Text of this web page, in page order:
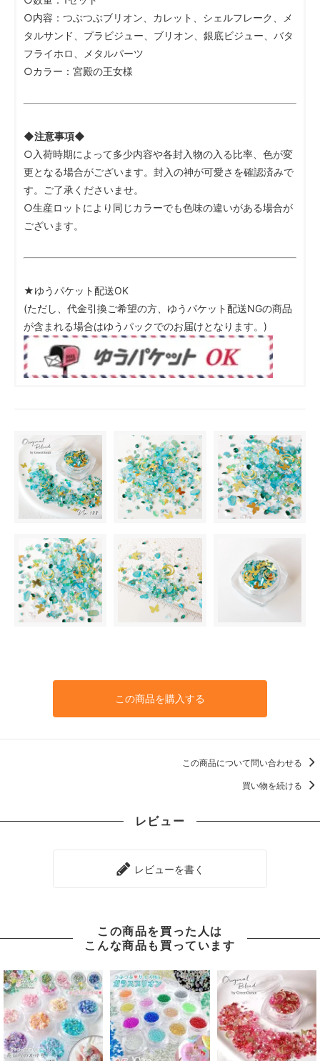
○内容：つぶつぶブリオン、カレット、シェルフレーク、メ
タルサンド、プラビジュー、ブリオン、銀底ビジュー、バタ
フライホロ、メタルパーツ
○カラー：宮殿の王女様
◆注意事項◆
○入荷時期によって多少内容や各封入物の入る比率、色が変
更となる場合がございます。封入の神が可愛さを確認済みで
す。ご了承くださいませ。
○生産ロットにより同じカラーでも色味の違いがある場合が
ございます。
★ゆうパケット配送OK
(ただし、代金引換ご希望の方、ゆうパケット配送NGの商品
が含まれる場合はゆうパックでのお届けとなります。)
この商品を購入する
この商品について問い合わせる
買い物を続ける
レビュー
レビューを書く
この商品を買った人は
こんな商品も買っています